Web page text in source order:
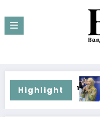
Highlight
Kondusif
RI ke-81 Harus